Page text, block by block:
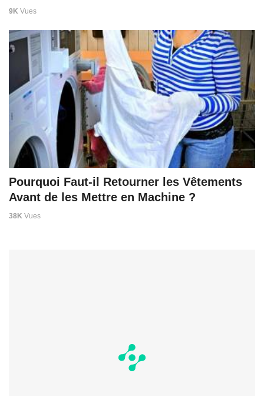
9K Vues
Pourquoi Faut-il Retourner les Vêtements
Avant de les Mettre en Machine ?
38K Vues